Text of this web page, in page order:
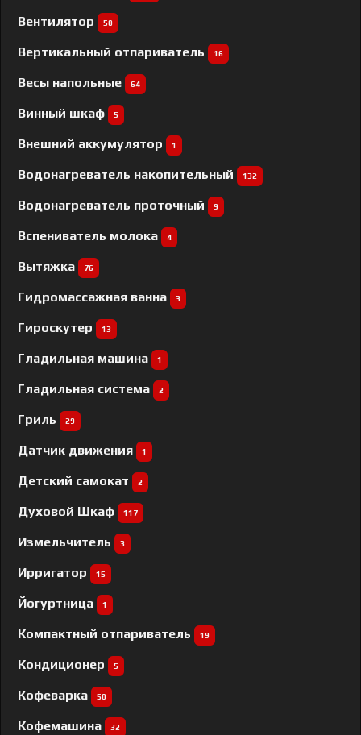
Вентилятор 50
Вертикальный отпариватель 16
Весы напольные 64
Винный шкаф 5
Внешний аккумулятор 1
Водонагреватель накопительный 132
Водонагреватель проточный 9
Вспениватель молока 4
Вытяжка 76
Гидромассажная ванна 3
Гироскутер 13
Гладильная машина 1
Гладильная система 2
Гриль 29
Датчик движения 1
Детский самокат 2
Духовой Шкаф 117
Измельчитель 3
Ирригатор 15
Йогуртница 1
Компактный отпариватель 19
Кондиционер 5
Кофеварка 50
Кофемашина 32